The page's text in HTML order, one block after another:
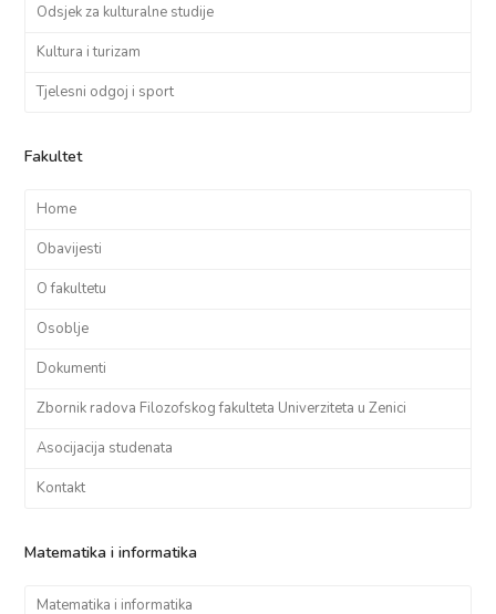
Odsjek za kulturalne studije
Kultura i turizam
Tjelesni odgoj i sport
Fakultet
Home
Obavijesti
O fakultetu
Osoblje
Dokumenti
Zbornik radova Filozofskog fakulteta Univerziteta u Zenici
Asocijacija studenata
Kontakt
Matematika i informatika
Matematika i informatika